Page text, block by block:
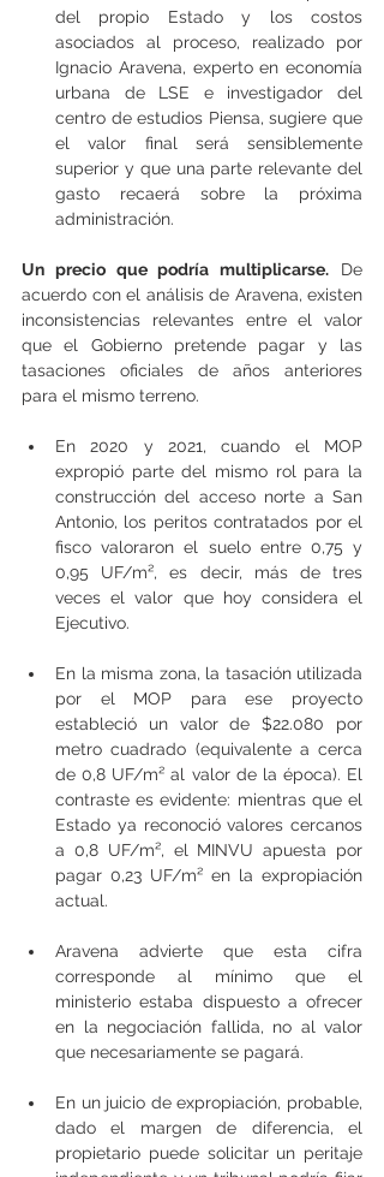
del propio Estado y los costos
asociados al proceso, realizado por
Ignacio Aravena, experto en economía
urbana de LSE e investigador del
centro de estudios Piensa, sugiere que
el valor final será sensiblemente
superior y que una parte relevante del
gasto recaerá sobre la próxima
administración.
Un precio que podría multiplicarse. De
acuerdo con el análisis de Aravena, existen
inconsistencias relevantes entre el valor
que el Gobierno pretende pagar y las
tasaciones oficiales de años anteriores
para el mismo terreno.
En 2020 y 2021, cuando el MOP
expropió parte del mismo rol para la
construcción del acceso norte a San
Antonio, los peritos contratados por el
fisco valoraron el suelo entre 0,75 y
0,95 UF/m², es decir, más de tres
veces el valor que hoy considera el
Ejecutivo.
En la misma zona, la tasación utilizada
por el MOP para ese proyecto
estableció un valor de $22.080 por
metro cuadrado (equivalente a cerca
de 0,8 UF/m² al valor de la época). El
contraste es evidente: mientras que el
Estado ya reconoció valores cercanos
a 0,8 UF/m², el MINVU apuesta por
pagar 0,23 UF/m² en la expropiación
actual.
Aravena advierte que esta cifra
corresponde al mínimo que el
ministerio estaba dispuesto a ofrecer
en la negociación fallida, no al valor
que necesariamente se pagará.
En un juicio de expropiación, probable,
dado el margen de diferencia, el
propietario puede solicitar un peritaje